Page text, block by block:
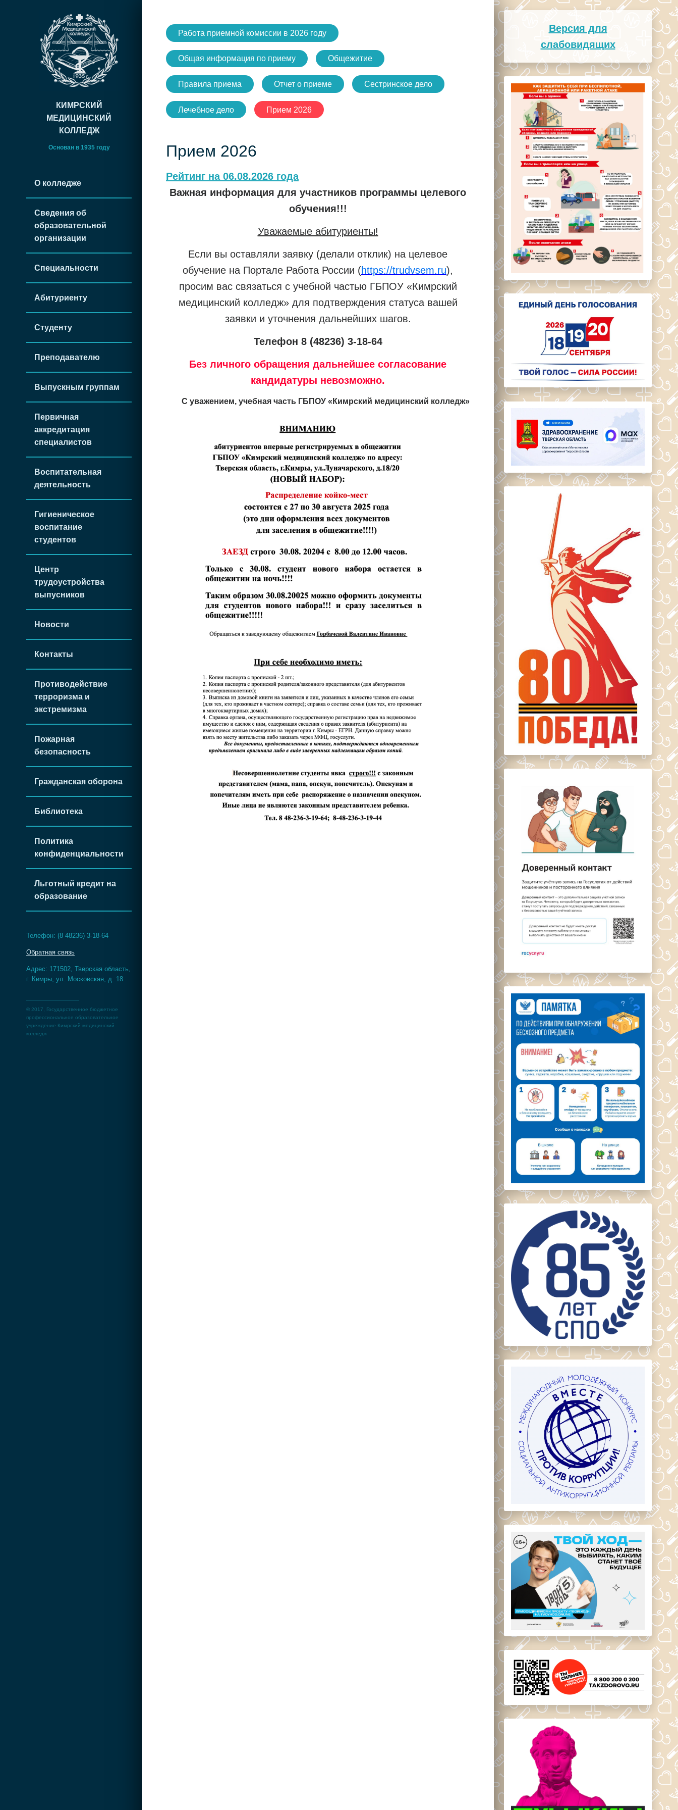
КИМРСКИЙ
МЕДИЦИНСКИЙ
КОЛЛЕДЖ
Основан в 1935 году
О колледже
Сведения об
образовательной
организации
Специальности
Абитуриенту
Студенту
Преподавателю
Выпускным группам
Первичная
аккредитация
специалистов
Воспитательная
деятельность
Гигиеническое
воспитание
студентов
Центр
трудоустройства
выпусников
Новости
Контакты
Противодействие
терроризма и
экстремизма
Пожарная
безопасность
Гражданская оборона
Библиотека
Политика
конфиденциальности
Льготный кредит на
образование
Телефон: (8 48236) 3-18-64
Обратная связь
Адрес: 171502, Тверская область,
г. Кимры, ул. Московская, д. 18
© 2017, Государственное бюджетное
профессиональное образовательное
учреждение Кимрский медицинский
колледж
Работа приемной комиссии в 2026 году
Общая информация по приему Общежитие
Правила приема Отчет о приеме Сестринское дело
Лечебное дело Прием 2026
Прием 2026
Рейтинг на 06.08.2026 года
Важная информация для участников программы целевого
обучения!!!
Уважаемые абитуриенты!
Если вы оставляли заявку (делали отклик) на целевое
обучение на Портале Работа России (https://trudvsem.ru),
просим вас связаться с учебной частью ГБПОУ «Кимрский
медицинский колледж» для подтверждения статуса вашей
заявки и уточнения дальнейших шагов.
Телефон 8 (48236) 3-18-64
Без личного обращения дальнейшее согласование
кандидатуры невозможно.
С уважением, учебная часть ГБПОУ «Кимрский медицинский колледж»
Версия для
слабовидящих